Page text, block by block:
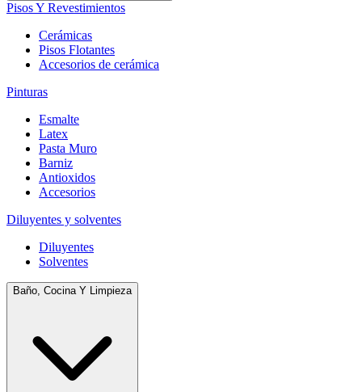
Pisos Y Revestimientos
Cerámicas
Pisos Flotantes
Accesorios de cerámica
Pinturas
Esmalte
Latex
Pasta Muro
Barniz
Antioxidos
Accesorios
Diluyentes y solventes
Diluyentes
Solventes
Baño, Cocina Y Limpieza